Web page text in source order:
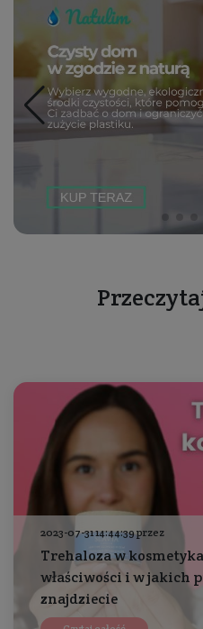
2023-07-31 14:44:39 przez
Trehaloza w
właściwości i w jakich
znajdziecie